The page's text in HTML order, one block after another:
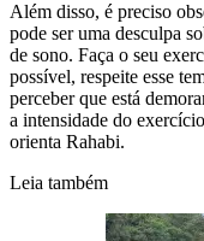
Além disso, é preciso
pode ser uma desculpa
de sono. Faça o seu
possível, respeite esse
perceber que está
a intensidade do
orienta Rahabi.
Leia também